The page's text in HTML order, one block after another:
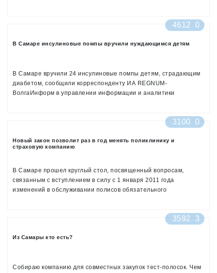
пациентам, рассказывает заведующая Центром Людмила
4612 0
В Самаре инсулиновые помпы вручили нуждающимся детям
В Самаре вручили 24 инсулиновые помпы детям, страдающим
диабетом, сообщили корреспонденту ИА REGNUM-
ВолгаИнформ в управлении информации и аналитики
позволяет точно вводить инсулин, исходя из индивидуальных
3100 0
Новый закон позволит раз в год менять поликлинику и
страховую компанию
В Самаре прошел круглый стол, посвященный вопросам,
связанным с вступлением в силу с 1 января 2011 года
изменений в обслуживании полисов обязательного
3592 3
Из Самары кто есть?
Собираю компанию для совместных закупок тест-полосок. Чем